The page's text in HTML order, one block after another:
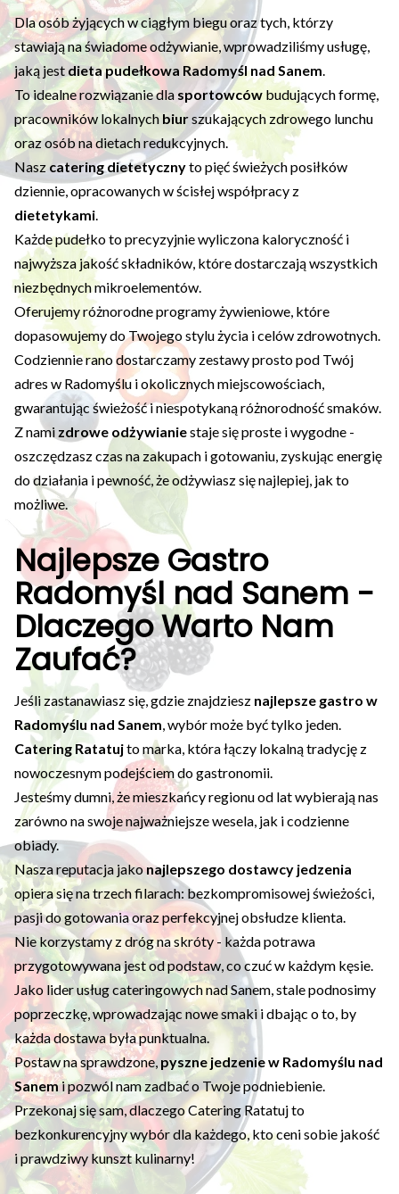
Dla osób żyjących w ciągłym biegu oraz tych, którzy
stawiają na świadome odżywianie, wprowadziliśmy usługę,
jaką jest dieta pudełkowa Radomyśl nad Sanem
To idealne rozwiązanie dla sportowców budujących formę,
pracowników lokalnych biurszukających zdrowego lunchu
oraz osób na dietach redukcyjnych.
Nasz catering dietetycznyto pięć świeżych posiłków
dziennie, opracowanych w ścisłej współpracy z
dietetykami
Każde pudełko to precyzyjnie wyliczona kaloryczność i
najwyższa jakość składników, które dostarczają wszystkich
niezbędnych mikroelementów.
Oferujemy różnorodne programy żywieniowe, które
dopasowujemy do Twojego stylu życia i celów zdrowotnych.
Codziennie rano dostarczamy zestawy prosto pod Twój
adres w Radomyślu i okolicznych miejscowościach,
gwarantując świeżość i niespotykaną różnorodność smaków.
Z nami zdrowe odżywianiestaje się proste i wygodne -
oszczędzasz czas na zakupach i gotowaniu, zyskując energię
do działania i pewność, że odżywiasz się najlepiej, jak to
możliwe.
Najlepsze Gastro
Radomyśl nad Sanem -
Dlaczego Warto Nam
Zaufać?
Jeśli zastanawiasz się, gdzie znajdziesz najlepsze gastro w
Radomyślu nad Sanem, wybór może być tylko jeden.
Catering Ratatujto marka, która łączy lokalną tradycję z
nowoczesnym podejściem do gastronomii.
Jesteśmy dumni, że mieszkańcy regionu od lat wybierają nas
zarówno na swoje najważniejsze wesela, jak i codzienne
obiady.
Nasza reputacja jako najlepszego dostawcy jedzenia
opiera się na trzech filarach: bezkompromisowej świeżości,
pasji do gotowania oraz perfekcyjnej obsłudze klienta.
Nie korzystamy z dróg na skróty - każda potrawa
przygotowywana jest od podstaw, co czuć w każdym kęsie.
Jako lider usług cateringowych nad Sanem, stale podnosimy
poprzeczkę, wprowadzając nowe smaki i dbając o to, by
każda dostawa była punktualna.
Postaw na sprawdzone, pyszne jedzenie w Radomyślu nad
Sanemi pozwól nam zadbać o Twoje podniebienie.
Przekonaj się sam, dlaczego Catering Ratatuj to
bezkonkurencyjny wybór dla każdego, kto ceni sobie jakość
i prawdziwy kunszt kulinarny!